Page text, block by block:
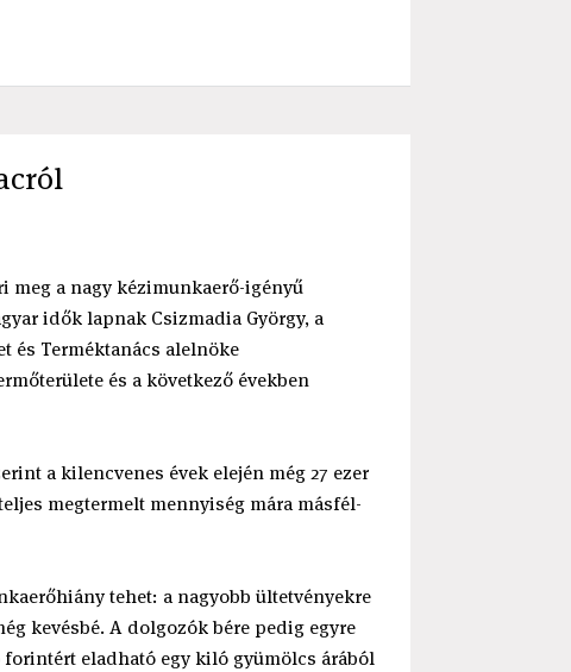
meg a nagy kézimunkaerő-igényű
idők lapnak Csizmadia György, a
és Terméktanács alelnöke
és a következő években
a kilencvenes évek elején még 27 ezer
megtermelt mennyiség mára másfél-
tehet: a nagyobb ültetvényekre
kevésbé. A dolgozók bére pedig egyre
eladható egy kiló gyümölcs árából